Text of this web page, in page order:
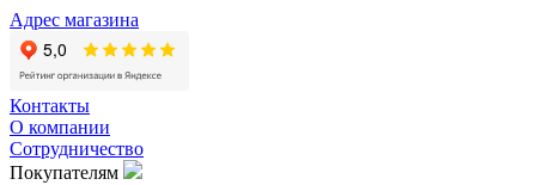
Адрес магазина
Контакты
О компании
Сотрудничество
Покупателям